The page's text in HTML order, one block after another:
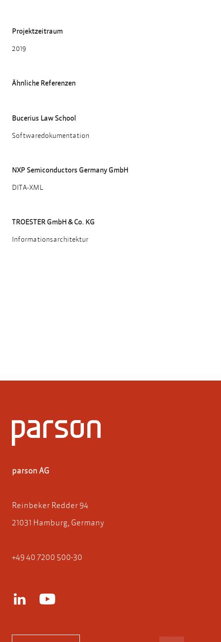
Projektzeitraum
2019
Ähnliche Referenzen
Bucerius Law School
Softwaredokumentation
NXP Semiconductors Germany GmbH
DITA-XML
TROESTER GmbH & Co. KG
Informationsarchitektur
parson AG
Reinbeker Redder 94
21031 Hamburg, Germany
+49 40 7200 500-30